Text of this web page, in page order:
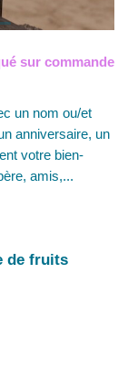
sur commande
un nom ou/et
anniversaire, un
votre bien-
amis,...
de fruits